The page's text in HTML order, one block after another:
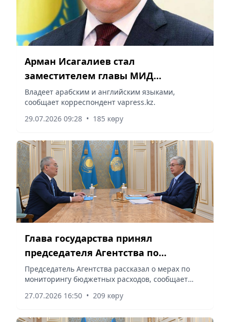
Арман Исагалиев стал
заместителем главы МИД
Казахстана
Владеет арабским и английским языками,
сообщает корреспондент vapress.kz.
29.07.2026 09:28 • 185 көру
Глава государства принял
председателя Агентства по
финансовому мониторингу Жаната
Элиманова
Председатель Агентства рассказал о мерах по
мониторингу бюджетных расходов, сообщает
27.07.2026 16:50 • 209 көру